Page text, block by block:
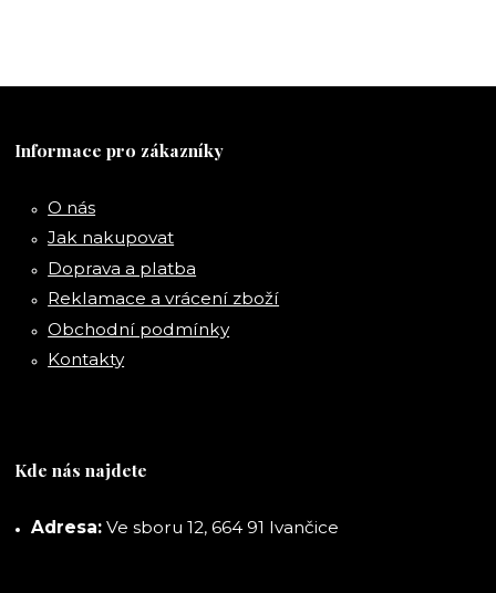
Informace pro zákazníky
O nás
Jak nakupovat
Doprava a platba
Reklamace a vrácení zboží
Obchodní podmínky
Kontakty
Kde nás najdete
Adresa: Ve sboru 12, 664 91 Ivančice